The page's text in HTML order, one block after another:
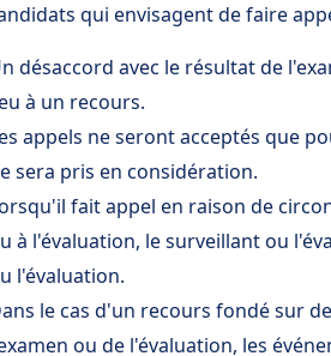
qui envisagent de faire
désaccord avec le résultat de
à un recours.
appels ne seront acceptés que
sera pris en considération.
fait appel en raison de
à l'évaluation, le surveillant ou
l'évaluation.
le cas d'un recours fondé sur
ou de l'évaluation, les